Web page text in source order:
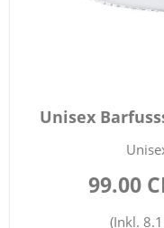
Unisex
99.00
(Inkl.